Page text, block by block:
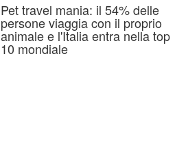
Pet travel mania: il 54% delle
persone viaggia con il proprio
animale e l'Italia entra nella top
10 mondiale